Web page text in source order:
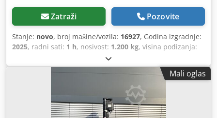
Zatraži Pozovite
Stanje: novo, broj mašine/vozila: 16927, Godina izgradnje:
2025, radni sati: 1 h, nosivost: 1.200 kg, visina podizanja:
600 mm
električni, vrsta jarbola:simpleks, građevinska visina:
, duljina vilica:1.150 mm,
Mali oglas